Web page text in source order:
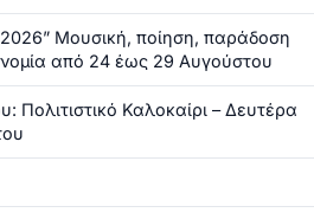
Μουσική, ποίηση, παράδοση
από 24 έως 29 Αυγούστου
Πολιτιστικό Καλοκαίρι – Δευτέρα